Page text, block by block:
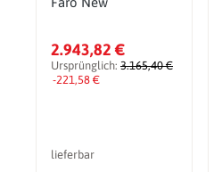
2.943,82 €
Ursprünglich: 3.165,40 €
-221,58 €
lieferbar